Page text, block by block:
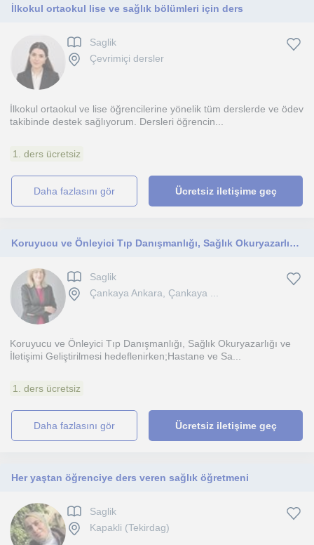
İlkokul ortaokul lise ve sağlık bölümleri için ders
Saglik
Çevrimiçi dersler
İlkokul ortaokul ve lise öğrencilerine yönelik tüm derslerde ve ödev
takibinde destek sağlıyorum. Dersleri öğrencin...
1. ders ücretsiz
daha fazlasını gör Ücretsiz iletişime geç
Koruyucu ve Önleyici Tıp Danışmanlığı, Sağlık Okuryazarlığı Geliştirilmesi
Saglik
Çankaya Ankara, Çankaya ...
Koruyucu ve Önleyici Tıp Danışmanlığı, Sağlık Okuryazarlığı ve
İletişimi Geliştirilmesi hedeflenirken;Hastane ve Sa...
1. ders ücretsiz
daha fazlasını gör Ücretsiz iletişime geç
Her yaştan öğrenciye ders veren sağlık öğretmeni
Saglik
Kapakli (Tekirdag)